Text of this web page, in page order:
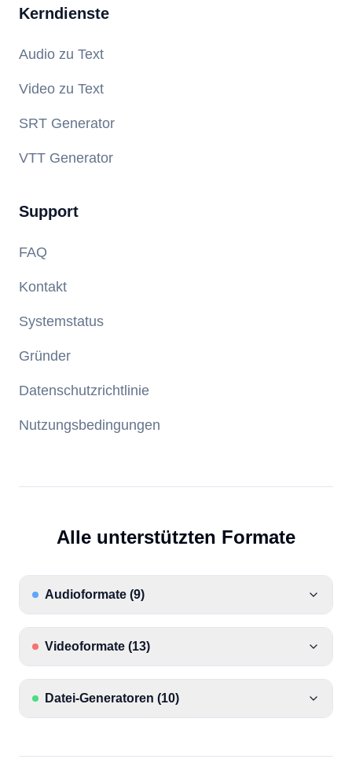
Kerndienste
Audio zu Text
Video zu Text
SRT Generator
VTT Generator
Support
FAQ
Kontakt
Systemstatus
Gründer
Datenschutzrichtlinie
Nutzungsbedingungen
Alle unterstützten Formate
Audioformate (9)
Videoformate (13)
Datei-Generatoren (10)